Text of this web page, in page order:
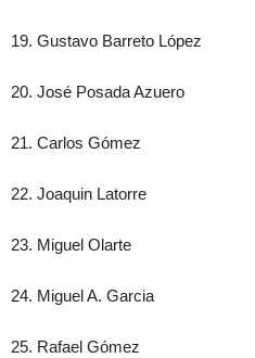
19. Gustavo Barreto López
20. José Posada Azuero
21. Carlos Gómez
22. Joaquin Latorre
23. Miguel Olarte
24. Miguel A. Garcia
25. Rafael Gómez